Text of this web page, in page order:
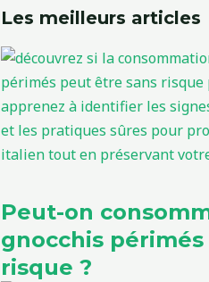
Les meilleurs articles
Peut-on
gnocchis périmés
risque ?